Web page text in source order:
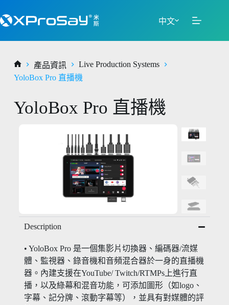
中文
產品資訊
Live Production Systems
YoloBox Pro 直播機
YoloBox Pro 直播機
Description
• YoloBox Pro 是一個集影片切換器、編碼器/流媒
體、監視器、錄音機和音頻混合器於一身的直播機
器。內建支援在YouTube/ Twitch/RTMPs上進行直
播，以及綠幕和混音功能，可添加圖形（如logo、
字幕、記分牌、滾動字幕等），並具有對媒體的評